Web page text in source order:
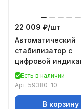
22 009 ₽/шт
Автоматический
стабилизатор с
цифровой
Зубр АСН-10000-
ПРОФ. 59380-10
Есть в наличии
Арт. 59380-10
В корзину